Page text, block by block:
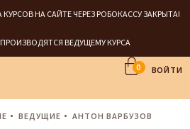
КУРСОВ НА САЙТЕ ЧЕРЕЗ РОБОКАССУ ЗАКРЫТА!
ВЕДУЩЕМУ КУРСА
0 ВОЙТИ
ВЕДУЩИЕ АНТОН ВАРБУЗОВ